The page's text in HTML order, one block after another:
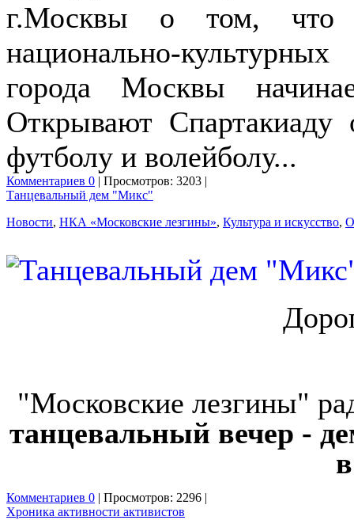
г.Москвы о том,
национально-
города Москвы
Открывают
футболу и волейболу...
Комментариев 0 | Просмотров: 3203 |
Танцевальный дем "Микс"
Новости, НКА «Московские лезгины», Культура и искусство,
"Московские лезгины"
танцевальный вечер -
Комментариев 0 | Просмотров: 2296 |
Хроника активности активистов